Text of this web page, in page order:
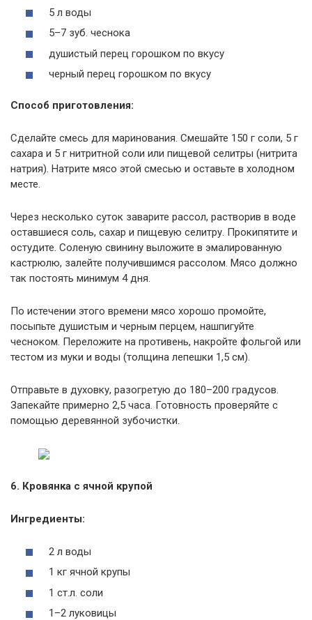
5 л воды
5–7 зуб. чеснока
душистый перец горошком по вкусу
черный перец горошком по вкусу
Способ приготовления:
Сделайте смесь для маринования. Смешайте 150 г соли, 5 г
сахара и 5 г нитритной соли или пищевой селитры (нитрита
натрия). Натрите мясо этой смесью и оставьте в холодном
месте.
Через несколько суток заварите рассол, растворив в воде
оставшиеся соль, сахар и пищевую селитру. Прокипятите и
остудите. Соленую свинину выложите в эмалированную
кастрюлю, залейте получившимся рассолом. Мясо должно
так постоять минимум 4 дня.
По истечении этого времени мясо хорошо промойте,
посыпьте душистым и черным перцем, нашпигуйте
чесноком. Переложите на противень, накройте фольгой или
тестом из муки и воды (толщина лепешки 1,5 см).
Отправьте в духовку, разогретую до 180–200 градусов.
Запекайте примерно 2,5 часа. Готовность проверяйте с
помощью деревянной зубочистки.
6. Кровянка с ячной крупой
Ингредиенты:
2 л воды
1 кг ячной крупы
1 ст.л. соли
1–2 луковицы